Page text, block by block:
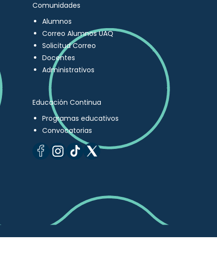
Comunidades
Alumnos
Correo Alumnos UAQ
Solicitud Correo
Docentes
Administrativos
Educación Continua
Programas educativos
Convocatorias